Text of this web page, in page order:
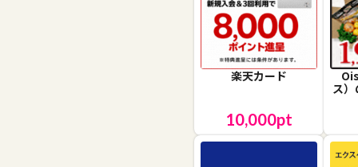
楽天カード
10,000pt
ス